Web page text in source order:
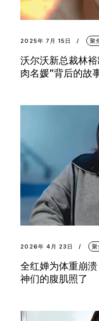
2025年 7月 15日 聚
沃尔沃新总裁林
肉名媛”背后的故
2026年 4月 23日
全红婵为体重崩
神们的腹肌照了